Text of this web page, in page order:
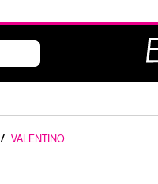
/ VALENTINO